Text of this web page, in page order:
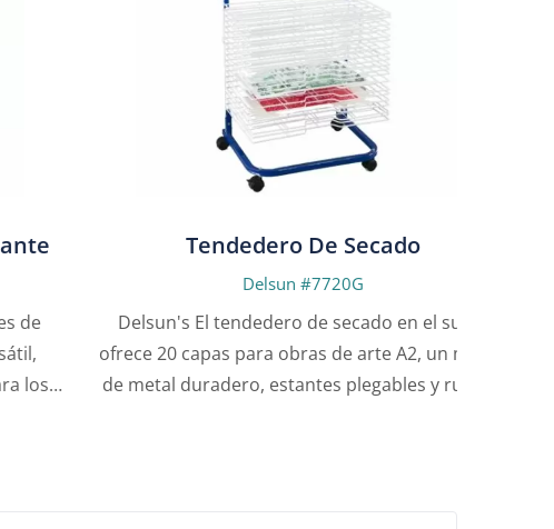
Tendedero De Secado
Delsun #7720G
Delsun's El tendedero de secado en el suelo
ofrece 20 capas para obras de arte A2, un marco
de metal duradero, estantes plegables y ruedas